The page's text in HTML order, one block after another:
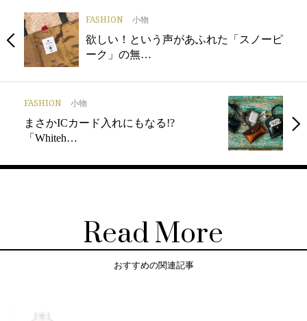
FASHION 小物
欲しい！という声があふれた「スノーピ
ーク」の無…
FASHION 小物
まさかICカード入れにもなる!?
「Whiteh…
Read More
おすすめの関連記事